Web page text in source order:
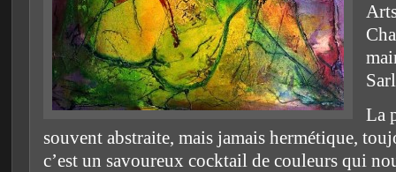
La
souvent abstraite, mais jamais hermétique,
c’est un savoureux cocktail de couleurs qui